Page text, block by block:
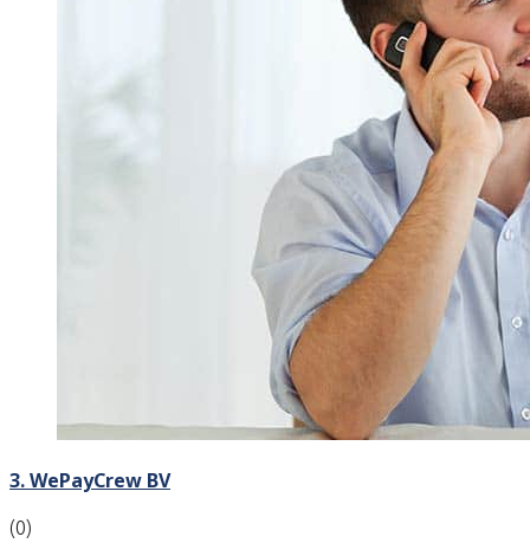
3. WePayCrew BV
(0)